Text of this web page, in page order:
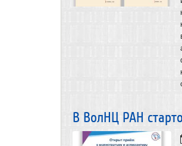
В ВолНЦ РАН